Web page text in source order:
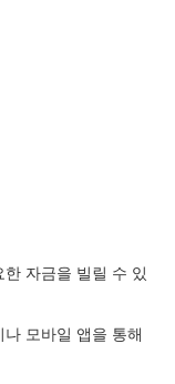
자금을 빌릴 수 있
모바일 앱을 통해